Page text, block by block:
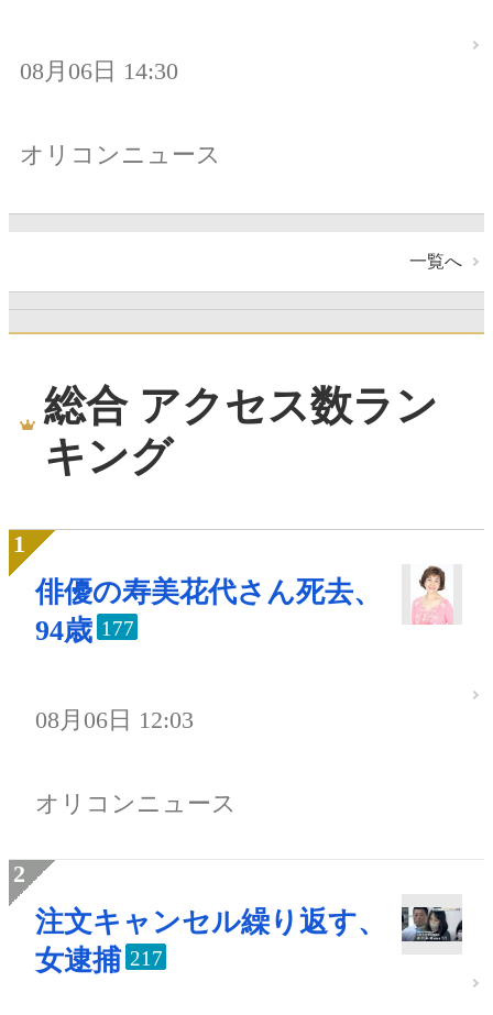
08月06日 14:30
オリコンニュース
一覧へ
総合 アクセス数ラン
キング
俳優の寿美花代さん死去、
94歳 177
08月06日 12:03
オリコンニュース
注文キャンセル繰り返す、
女逮捕 217